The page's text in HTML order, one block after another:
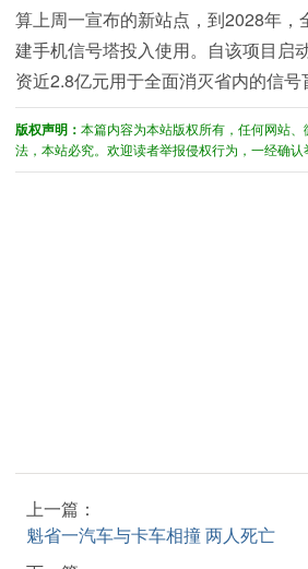
算上周一宣布的新站点，到2028年，
建手机信号塔投入使用。自该项目启
资近2.8亿元用于全面消灭省内的信号
版权声明： 本篇内容为本站版权所有，任何网站
法，本站必究。欢迎读者举报侵权行为，一经确认
上一篇：
魁省一汽车与卡车相撞 两人死亡